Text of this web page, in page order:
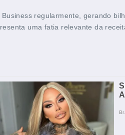
regularmente, gerando
uma fatia relevante da